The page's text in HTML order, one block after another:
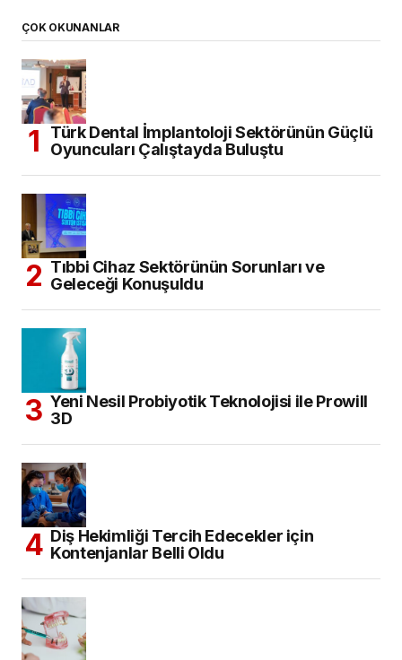
ÇOK OKUNANLAR
Türk Dental İmplantoloji Sektörünün Güçlü
Oyuncuları Çalıştayda Buluştu
Tıbbi Cihaz Sektörünün Sorunları ve
Geleceği Konuşuldu
Yeni Nesil Probiyotik Teknolojisi ile Prowill
3D
Diş Hekimliği Tercih Edecekler için
Kontenjanlar Belli Oldu